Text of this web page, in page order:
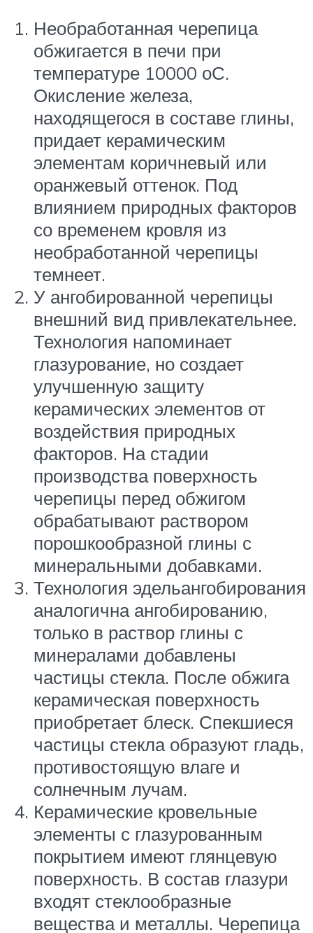
Необработанная черепица
обжигается в печи при
температуре 10000 оС.
Окисление железа,
находящегося в составе глины,
придает керамическим
элементам коричневый или
оранжевый оттенок. Под
влиянием природных факторов
со временем кровля из
необработанной черепицы
темнеет.
У ангобированной черепицы
внешний вид привлекательнее.
Технология напоминает
глазурование, но создает
улучшенную защиту
керамических элементов от
воздействия природных
факторов. На стадии
производства поверхность
черепицы перед обжигом
обрабатывают раствором
порошкообразной глины с
минеральными добавками.
Технология эдельангобирования
аналогична ангобированию,
только в раствор глины с
минералами добавлены
частицы стекла. После обжига
керамическая поверхность
приобретает блеск. Спекшиеся
частицы стекла образуют гладь,
противостоящую влаге и
солнечным лучам.
Керамические кровельные
элементы с глазурованным
покрытием имеют глянцевую
поверхность. В состав глазури
входят стеклообразные
вещества и металлы. Черепица